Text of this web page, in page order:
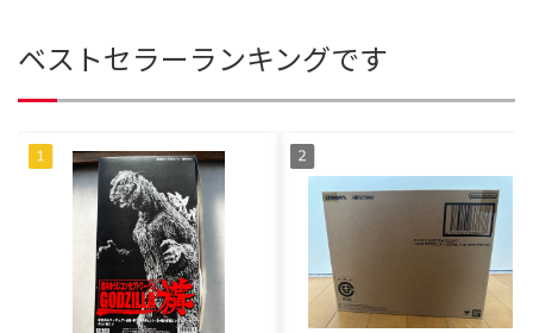
ベストセラーランキングです